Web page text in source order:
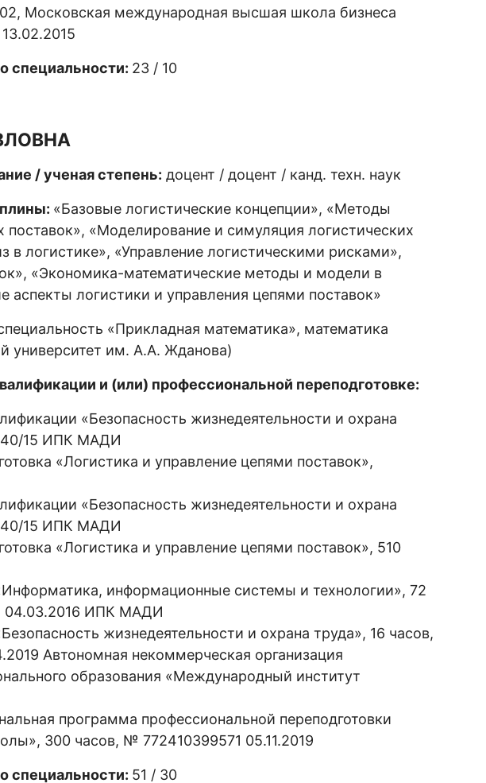
Московская международная высшая школа бизнеса
специальности: 23 / 10
/ ученая степень: доцент / доцент / канд. техн. наук
«Базовые логистические концепции», «Методы
поставок», «Моделирование и симуляция логистических
в логистике», «Управление логистическими рисками»,
«Экономика-математические методы и модели в
аспекты логистики и управления цепями поставок»
«Прикладная математика», математика
университет им. А.А. Жданова)
и (или) профессиональной переподготовке:
«Безопасность жизнедеятельности и охрана
15 ИПК МАДИ
«Логистика и управление цепями поставок»,
«Безопасность жизнедеятельности и охрана
15 ИПК МАДИ
«Логистика и управление цепями поставок», 510
информационные системы и технологии», 72
04.03.2016 ИПК МАДИ
жизнедеятельности и охрана труда», 16 часов,
Автономная некоммерческая организация
образования «Международный институт
программа профессиональной переподготовки
300 часов, № 772410399571 05.11.2019
специальности: 51 / 30